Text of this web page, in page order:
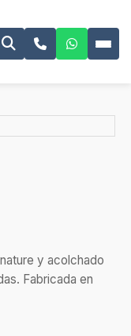
y acolchado
Fabricada en